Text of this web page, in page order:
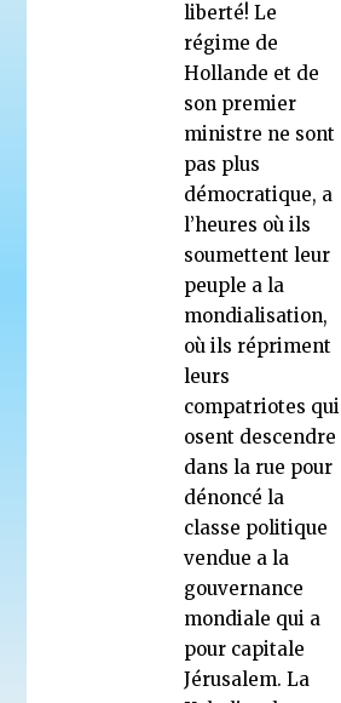
liberté! Le
régime de
Hollande et de
son premier
ministre ne sont
pas plus
démocratique, a
l’heures où ils
soumettent leur
peuple a la
mondialisation,
où ils répriment
leurs
compatriotes qui
osent descendre
dans la rue pour
dénoncé la
classe politique
vendue a la
gouvernance
mondiale qui a
pour capitale
Jérusalem. La